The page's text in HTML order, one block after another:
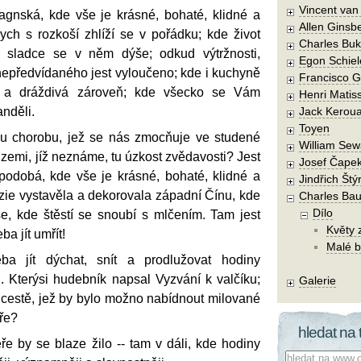
kde vše je krásné, bohaté, klidné a
s rozkoší zhlíží se v pořádku; kde život
se v něm dýše; odkud výtržnosti,
jest vyloučeno; kde i kuchyně
dráždivá zároveň; kde všecko se Vám
chorobu, jež se nás zmocňuje ve studené
jíž neznáme, tu úzkost zvědavosti? Jest
kde vše je krásné, bohaté, klidné a
vystavěla a dekorovala západní Čínu, kde
kde štěstí se snoubí s mlčením. Tam jest
jít umřít!
jít dýchat, snít a prodlužovat hodiny
Kterýsi hudebník napsal Vyzvání k valčíku;
jež by bylo možno nabídnout milované
by se blaze žilo -- tam v dáli, kde hodiny
Vincent
Allen
Charles
Egon
Francisco
Henri
Jack
Toyen
William
Josef
Jindřich
Charles
Dílo
Květy
Malé
Galerie
hledat na
Co hledat: